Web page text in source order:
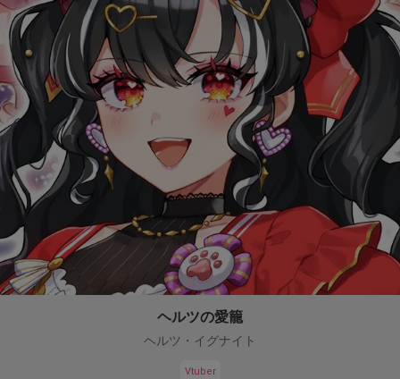
ヘルツの愛籠
ヘルツ・イグナイト
Vtuber